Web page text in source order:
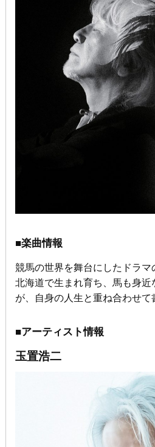
■楽曲情報
競馬の世界を舞台にしたドラマ
北海道で生まれ育ち、馬も身近
が、自身の人生と重ね合わせて
■アーティスト情報
玉置浩二